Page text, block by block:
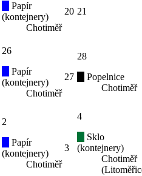
Papír
(kontejnery)
Chotiměř
20 21
26
Papír
(kontejnery)
Chotiměř
27
28
Popelnice
Chotiměř
2
Papír
(kontejnery)
Chotiměř
3
4
Sklo
(kontejnery)
Chotiměř